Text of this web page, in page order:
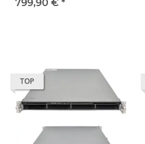
799,90 € *
TOP